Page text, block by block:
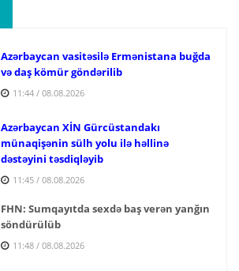
Azərbaycan vasitəsilə Ermənistana buğda
və daş kömür göndərilib
11:44 / 08.08.2026
Azərbaycan XİN Gürcüstandakı
münaqişənin sülh yolu ilə həllinə
dəstəyini təsdiqləyib
11:45 / 08.08.2026
FHN: Sumqayıtda sexdə baş verən yanğın
söndürülüb
11:48 / 08.08.2026